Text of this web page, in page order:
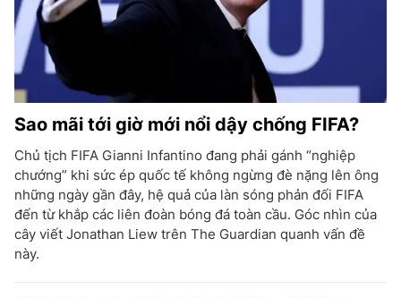
Sao mãi tới giờ mới nổi dậy chống FIFA?
Chủ tịch FIFA Gianni Infantino đang phải gánh “nghiệp
chướng” khi sức ép quốc tế không ngừng đè nặng lên ông
những ngày gần đây, hệ quả của làn sóng phản đối FIFA
đến từ khắp các liên đoàn bóng đá toàn cầu. Góc nhìn của
cây viết Jonathan Liew trên The Guardian quanh vấn đề
này.